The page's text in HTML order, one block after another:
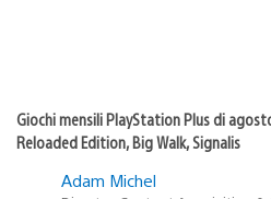
Giochi mensili PlayStation Plus di
Reloaded Edition, Big Walk, Signalis
Adam Michel